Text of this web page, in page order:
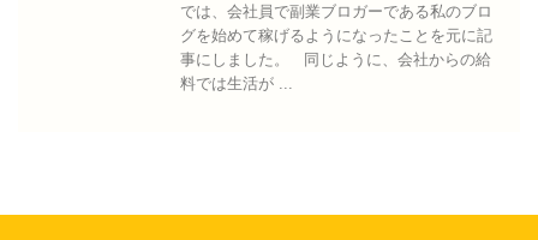
では、会社員で副業ブロガーである私のブロ
グを始めて稼げるようになったことを元に記
事にしました。 同じように、会社からの給
料では生活が ...